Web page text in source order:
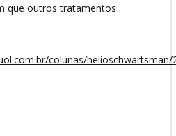
que outros tratamentos
colunas/